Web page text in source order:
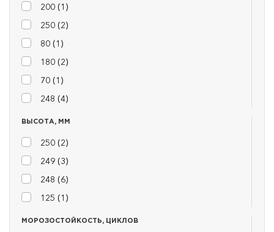
200 (1 )
250 (2)
80 (1 )
180 (2)
70 (1 )
248 (4)
ВЫСОТА, ММ
250 (2)
249 (3)
248 (6)
125 (1 )
МОРОЗОСТОЙКОСТЬ, ЦИКЛОВ